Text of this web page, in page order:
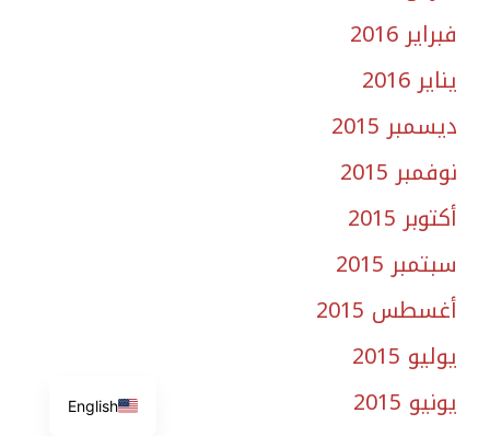
فبراير 2016
يناير 2016
ديسمبر 2015
نوفمبر 2015
أكتوبر 2015
سبتمبر 2015
أغسطس 2015
يوليو 2015
يونيو 2015
English